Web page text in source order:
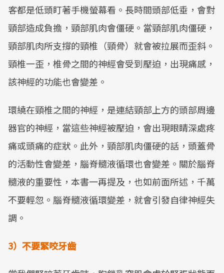
客都是低頭盯著手機螢幕看。長時間頭部低垂，會對
頸部造成負擔，頸部肌肉會僵硬。當頸部肌肉僵硬，
頸部肌肉所支撐的頸椎（頸骨）就會被拉展而歪斜。
頸椎一歪，椎骨之間的神經會受到壓迫，出現痛感，
該神經的功能也會變差。
環繞在頸椎之間的神經，是連結頸部上方的頭部周邊
器官的神經，當這些神經被壓迫，會出現眼睛深處疼
痛或頭痛的症狀。此外，頸部肌肉僵硬的話，頭蓋骨
的活動性會變差，腦脊髓液循環也會變差。關於腦脊
髓液的重要性，本書一再提及，也如前面所述，千萬
不要輕忽。腦脊髓液循環變差，就會引發自律神經失
調。
3）不要緊咬牙齒